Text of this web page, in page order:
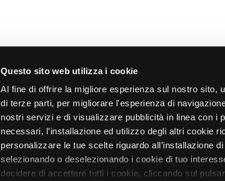
Questo sito web utilizza i cookie
Al fine di offrire la migliore esperienza sul nostro sito,
di terze parti, per migliorare l'esperienza di
nostri servizi e di visualizzare pubblicità in linea con i
necessari, l’installazione ed utilizzo degli altri cookie
personalizzare le tue scelte riguardo all’installazione
selezionando o deselezionando i cookie di tuo
decidere di accettare tutti i cookie, cliccando sul